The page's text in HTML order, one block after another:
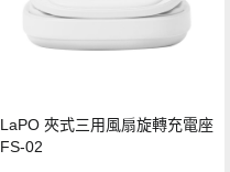
LaPO 夾式三用風扇旋轉充電座
FS-02